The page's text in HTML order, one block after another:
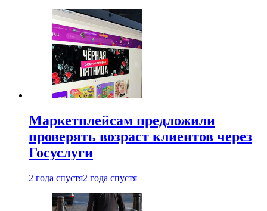
Маркетплейсам предложили
проверять возраст клиентов через
Госуслуги
2 года спустя2 года спустя